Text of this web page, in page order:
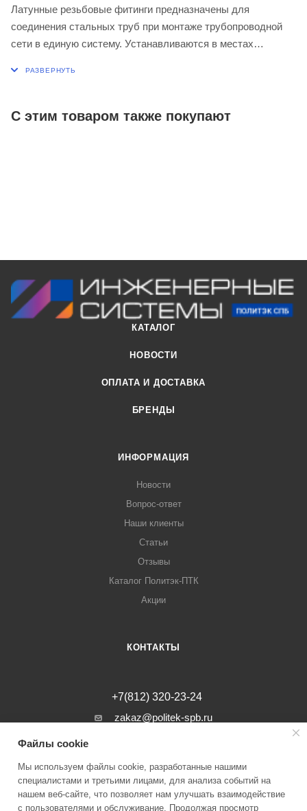
Латунные резьбовые фитинги предназначены для
соединения стальных труб при монтаже трубопроводной
сети в единую систему. Устанавливаются в местах
системах подачи горячей и холодной воды, отопительных
С этим товаром также покупают
КАТАЛОГ
НОВОСТИ
ОПЛАТА И ДОСТАВКА
БРЕНДЫ
ИНФОРМАЦИЯ
Новости
Вопрос-ответ
Наши клиенты
Статьи
Отзывы
Каталог Политэк-ПТК
Акции
КОНТАКТЫ
+7(812) 320-23-24
zakaz@politek-spb.ru
г. Санкт-Петербург, Минеральная ул, д.
Файлы cookie
Мы используем файлы cookie, разработанные нашими
специалистами и третьими лицами, для анализа событий на
нашем веб-сайте, что позволяет нам улучшать взаимодействие
с пользователями и обслуживание. Продолжая просмотр